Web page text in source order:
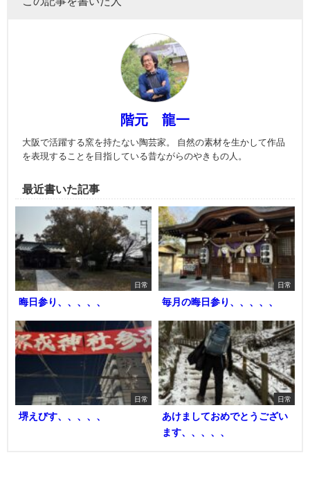
階元 龍一
大阪で活躍する窯を持たない陶芸家。 自然の素材を生かして作品
を表現することを目指している昔ながらのやきもの人。
最近書いた記事
日常
晦日参り、、、、、
日常
毎月の晦日参り、、、、、
日常
堺えびす、、、、、
日常
あけましておめでとうござい
ます、、、、、